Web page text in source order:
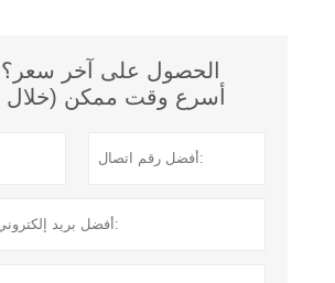
الحصول على آخر
أسرع وقت ممكن (خلال 12 ساعة)